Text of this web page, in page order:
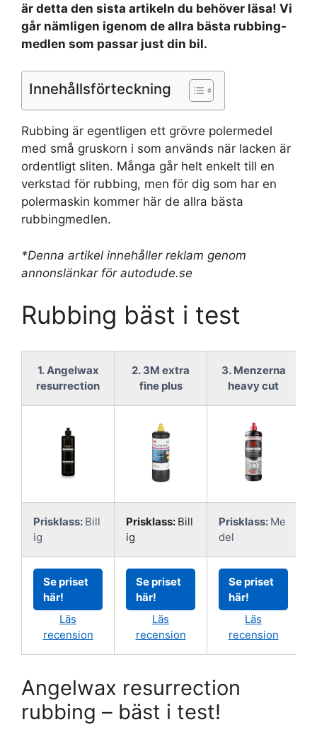
är detta den sista artikeln du behöver läsa! Vi
går nämligen igenom de allra bästa rubbing-
medlen som passar just din bil.
Innehållsförteckning
Rubbing är egentligen ett grövre polermedel
med små gruskorn i som används när lacken är
ordentligt sliten. Många går helt enkelt till en
verkstad för rubbing, men för dig som har en
polermaskin kommer här de allra bästa
rubbingmedlen.
*Denna artikel innehåller reklam genom
annonslänkar för autodude.se
Rubbing bäst i test
1. Angelwax
resurrection
2. 3M extra
fine plus
3. Menzerna
heavy cut
Prisklass: Bill
ig
Prisklass: Bill
ig
Prisklass: Me
del
Se priset
här!
Läs
recension
Se priset
här!
Läs
recension
Se priset
här!
Läs
recension
Angelwax resurrection
rubbing – bäst i test!